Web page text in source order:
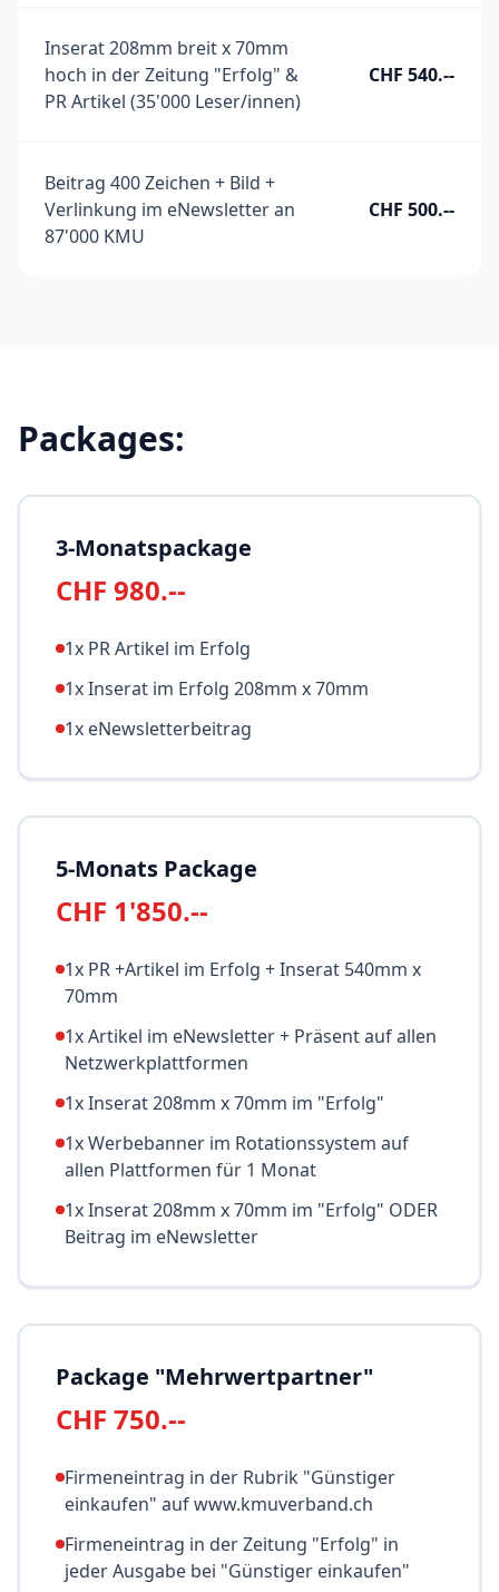
Inserat 208mm breit x 70mm
hoch in der Zeitung "Erfolg" &
PR Artikel (35'000 Leser/innen)
CHF 540.--
Beitrag 400 Zeichen + Bild +
Verlinkung im eNewsletter an
87'000 KMU
CHF 500.--
Packages:
3-Monatspackage
CHF 980.--
1x PR Artikel im Erfolg
1x Inserat im Erfolg 208mm x 70mm
1x eNewsletterbeitrag
5-Monats Package
CHF 1'850.--
1x PR +Artikel im Erfolg + Inserat 540mm x
70mm
1x Artikel im eNewsletter + Präsent auf allen
Netzwerkplattformen
1x Inserat 208mm x 70mm im "Erfolg"
1x Werbebanner im Rotationssystem auf
allen Plattformen für 1 Monat
1x Inserat 208mm x 70mm im "Erfolg" ODER
Beitrag im eNewsletter
Package "Mehrwertpartner"
CHF 750.--
Firmeneintrag in der Rubrik "Günstiger
einkaufen" auf www.kmuverband.ch
Firmeneintrag in der Zeitung "Erfolg" in
jeder Ausgabe bei "Günstiger einkaufen"